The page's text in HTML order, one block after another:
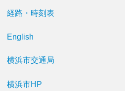
経路・時刻表
English
横浜市交通局
横浜市HP